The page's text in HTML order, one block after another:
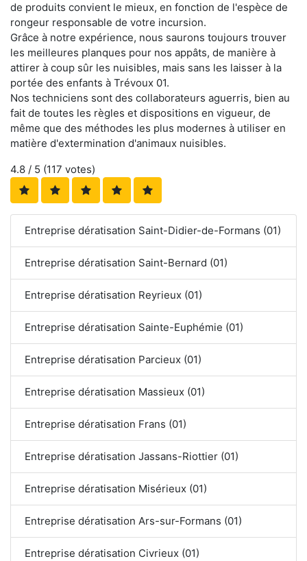
de produits convient le mieux, en fonction de l'espèce de
rongeur responsable de votre incursion.
Grâce à notre expérience, nous saurons toujours trouver
les meilleures planques pour nos appâts, de manière à
attirer à coup sûr les nuisibles, mais sans les laisser à la
portée des enfants à Trévoux 01.
Nos techniciens sont des collaborateurs aguerris, bien au
fait de toutes les règles et dispositions en vigueur, de
même que des méthodes les plus modernes à utiliser en
matière d'extermination d'animaux nuisibles.
4.8 / 5 (117 votes)
Entreprise dératisation Saint-Didier-de-Formans (01)
Entreprise dératisation Saint-Bernard (01)
Entreprise dératisation Reyrieux (01)
Entreprise dératisation Sainte-Euphémie (01)
Entreprise dératisation Parcieux (01)
Entreprise dératisation Massieux (01)
Entreprise dératisation Frans (01)
Entreprise dératisation Jassans-Riottier (01)
Entreprise dératisation Misérieux (01)
Entreprise dératisation Ars-sur-Formans (01)
Entreprise dératisation Civrieux (01)